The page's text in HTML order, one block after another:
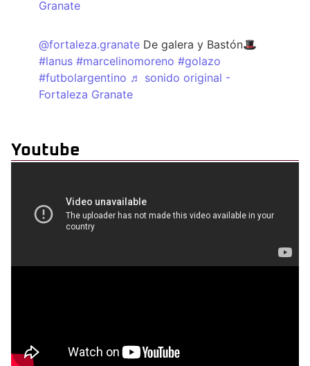
Granate
@fortaleza.granate De galera y Bastón🎩
#lanus #marcelinomoreno #golazo
#futbolargentino ♬ sonido original -
Fortaleza Granate
Youtube